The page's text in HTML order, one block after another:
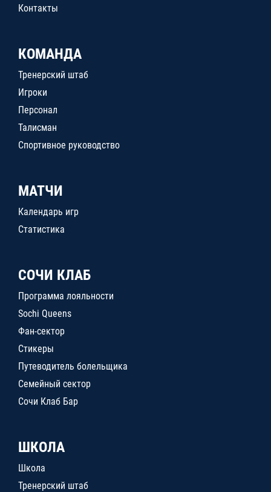
Контакты
КОМАНДА
Тренерский штаб
Игроки
Персонал
Талисман
Спортивное руководство
МАТЧИ
Календарь игр
Статистика
СОЧИ КЛАБ
Программа лояльности
Sochi Queens
Фан-сектор
Стикеры
Путеводитель болельщика
Семейный сектор
Сочи Клаб Бар
ШКОЛА
Школа
Тренерский штаб